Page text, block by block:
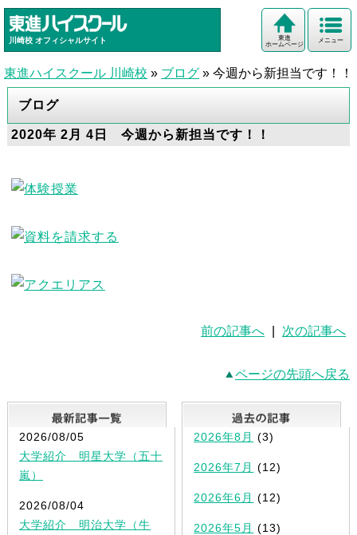
川崎校 オフィシャルサイト メニュー
東進
ホームページ
東進ハイスクール 川崎校 » ブログ » 今週から新担当です！！
ブログ
2020年 2月 4日 今週から新担当です！！
前の記事へ 次の記事へ
ページの先頭へ戻る
最新記事一覧
2026/08/05
大学紹介 明星大学（五十
嵐）
2026/08/04
大学紹介 明治大学（牛
2026年8月 (3)
2026年7月 (12)
2026年6月 (12)
2026年5月 (13)